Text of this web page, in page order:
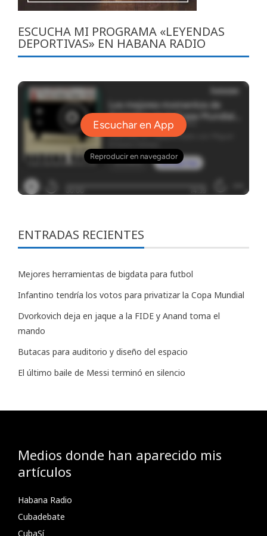
ESCUCHA MI PROGRAMA «LEYENDAS
DEPORTIVAS» EN HABANA RADIO
ENTRADAS RECIENTES
Mejores herramientas de bigdata para futbol
Infantino tendría los votos para privatizar la Copa Mundial
Dvorkovich deja en jaque a la FIDE y Anand toma el
mando
Butacas para auditorio y diseño del espacio
El último baile de Messi terminó en silencio
Medios donde han aparecido mis
artículos
Habana Radio
Cubadebate
CubaSí